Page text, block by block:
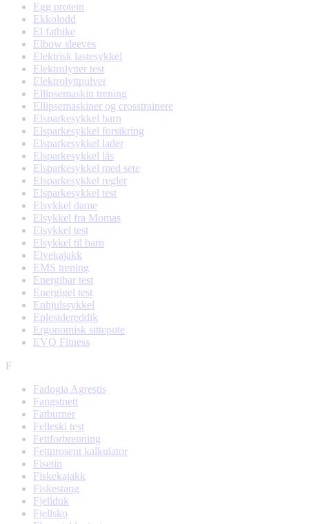
Egg protein
Ekkolodd
El fatbike
Elbow sleeves
Elektrisk lastesykkel
Elektrolytter test
Elektrolyttpulver
Ellipsemaskin trening
Ellipsemaskiner og crosstrainere
Elsparkesykkel barn
Elsparkesykkel forsikring
Elsparkesykkel lader
Elsparkesykkel lås
Elsparkesykkel med sete
Elsparkesykkel regler
Elsparkesykkel test
Elsykkel dame
Elsykkel fra Momas
Elsykkel test
Elsykkel til barn
Elvekajakk
EMS trening
Energibar test
Energigel test
Enhjulssykkel
Eplesidereddik
Ergonomisk sittepute
EVO Fitness
F
Fadogia Agrestis
Fangstnett
Fatburner
Felleski test
Fettforbrenning
Fettprosent kalkulator
Fisetin
Fiskekajakk
Fiskestang
Fjellduk
Fjellsko